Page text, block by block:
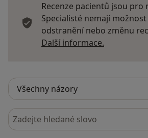
Recenze pacientů jsou pro
Specialisté nemají
odstranění nebo změnu
Další informace.
Hledejte v názorech